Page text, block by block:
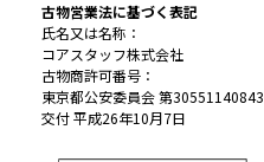
古物営業法に基づく表記
氏名又は名称：
コアスタッフ株式会社
古物商許可番号：
東京都公安委員会 第
交付 平成26年10月7日